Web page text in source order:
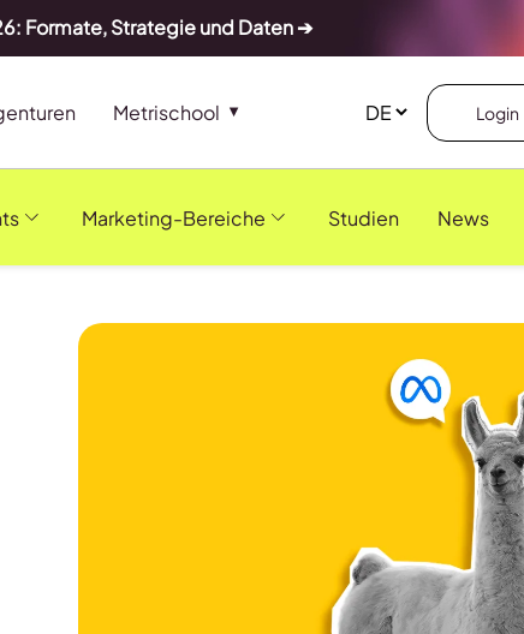
Formate, Strategie und Daten ➔
Metrischool Login
Marketing-Bereiche Studien News